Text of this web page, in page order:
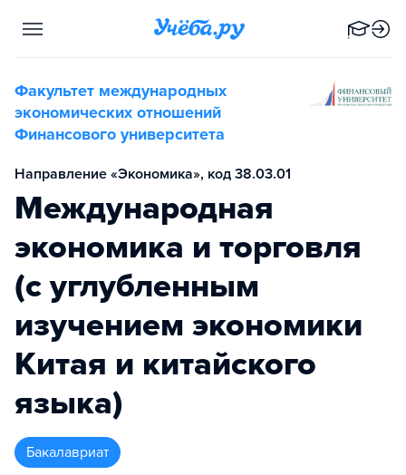
Факультет международных
экономических отношений
Финансового университета
Направление «Экономика», код 38.03.01
Международная
экономика и торговля
(с углубленным
изучением экономики
Китая и китайского
языка)
бакалавриат